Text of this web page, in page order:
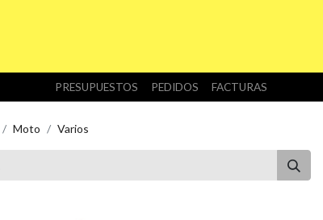
PRESUPUESTOS PEDIDOS FACTURAS
Moto Varios